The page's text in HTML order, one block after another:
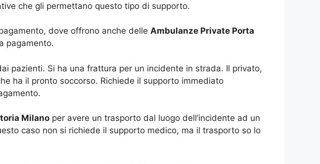
che gli permettano questo tipo di supporto.
dove offrono anche delle Ambulanze Private Porta
pagamento.
pazienti. Si ha una frattura per un incidente in strada. Il privato,
ha il pronto soccorso. Richiede il supporto immediato
Milano per avere un trasporto dal luogo dell’incidente ad un
caso non si richiede il supporto medico, ma il trasporto so lo